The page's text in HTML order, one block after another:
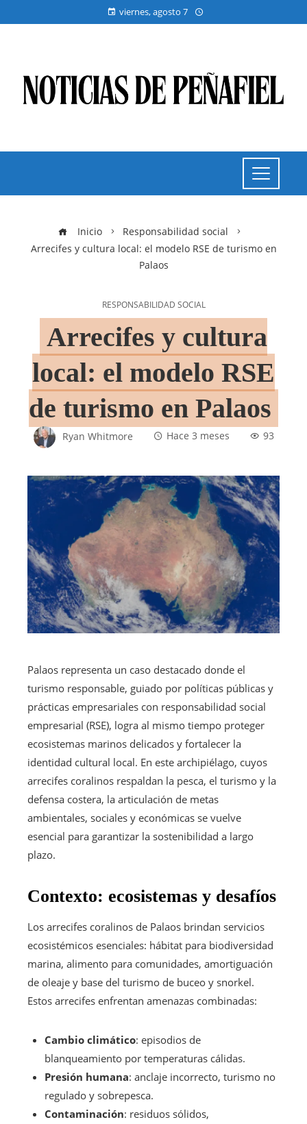
viernes, agosto 7
Inicio
Responsabilidad social
Arrecifes y cultura local: el modelo RSE de turismo en
Palaos
RESPONSABILIDAD SOCIAL
Arrecifes y cultura
local: el modelo RSE
de turismo en Palaos
Ryan Whitmore Hace 3 meses 93
Palaos representa un caso destacado donde el
turismo responsable, guiado por políticas públicas y
prácticas empresariales con responsabilidad social
empresarial (RSE), logra al mismo tiempo proteger
ecosistemas marinos delicados y fortalecer la
identidad cultural local. En este archipiélago, cuyos
arrecifes coralinos respaldan la pesca, el turismo y la
defensa costera, la articulación de metas
ambientales, sociales y económicas se vuelve
esencial para garantizar la sostenibilidad a largo
plazo.
Contexto: ecosistemas y desafíos
Los arrecifes coralinos de Palaos brindan servicios
ecosistémicos esenciales: hábitat para biodiversidad
marina, alimento para comunidades, amortiguación
de oleaje y base del turismo de buceo y snorkel.
Estos arrecifes enfrentan amenazas combinadas:
Cambio climático: episodios de
blanqueamiento por temperaturas cálidas.
Presión humana: anclaje incorrecto, turismo no
regulado y sobrepesca.
Contaminación: residuos sólidos,